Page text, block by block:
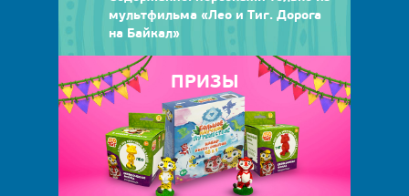
мультфильма «Лео и Тиг. Дорога
на Байкал»
ПРИЗЫ